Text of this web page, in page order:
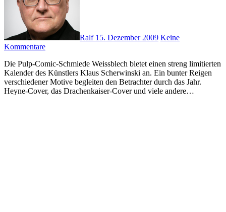
Ralf 15. Dezember 2009 Keine
Kommentare
Die Pulp-Comic-Schmiede Weissblech bietet einen streng limitierten
Kalender des Künstlers Klaus Scherwinski an. Ein bunter Reigen
verschiedener Motive begleiten den Betrachter durch das Jahr.
Heyne-Cover, das Drachenkaiser-Cover und viele andere…